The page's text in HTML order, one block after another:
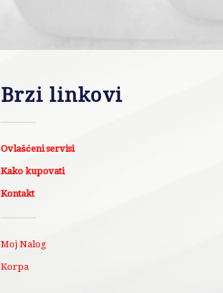
Brzi linkovi
Ovlašćeni servisi
Kako kupovati
Kontakt
Moj Nalog
Korpa